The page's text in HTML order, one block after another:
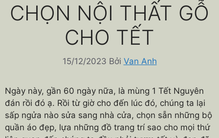
CHỌN NỘI THẤT GỖ
CHO TẾT
15/12/2023 Bởi Van Anh
Ngày này, gần 60 ngày nữa, là mùng 1 Tết Nguyên
đán rồi đó ạ. Rồi từ giờ cho đến lúc đó, chúng ta lại
sấp ngửa nào sửa sang nhà cửa, chọn sẵn những bộ
quần áo đẹp, lựa những đồ trang trí sao cho mọi thứ